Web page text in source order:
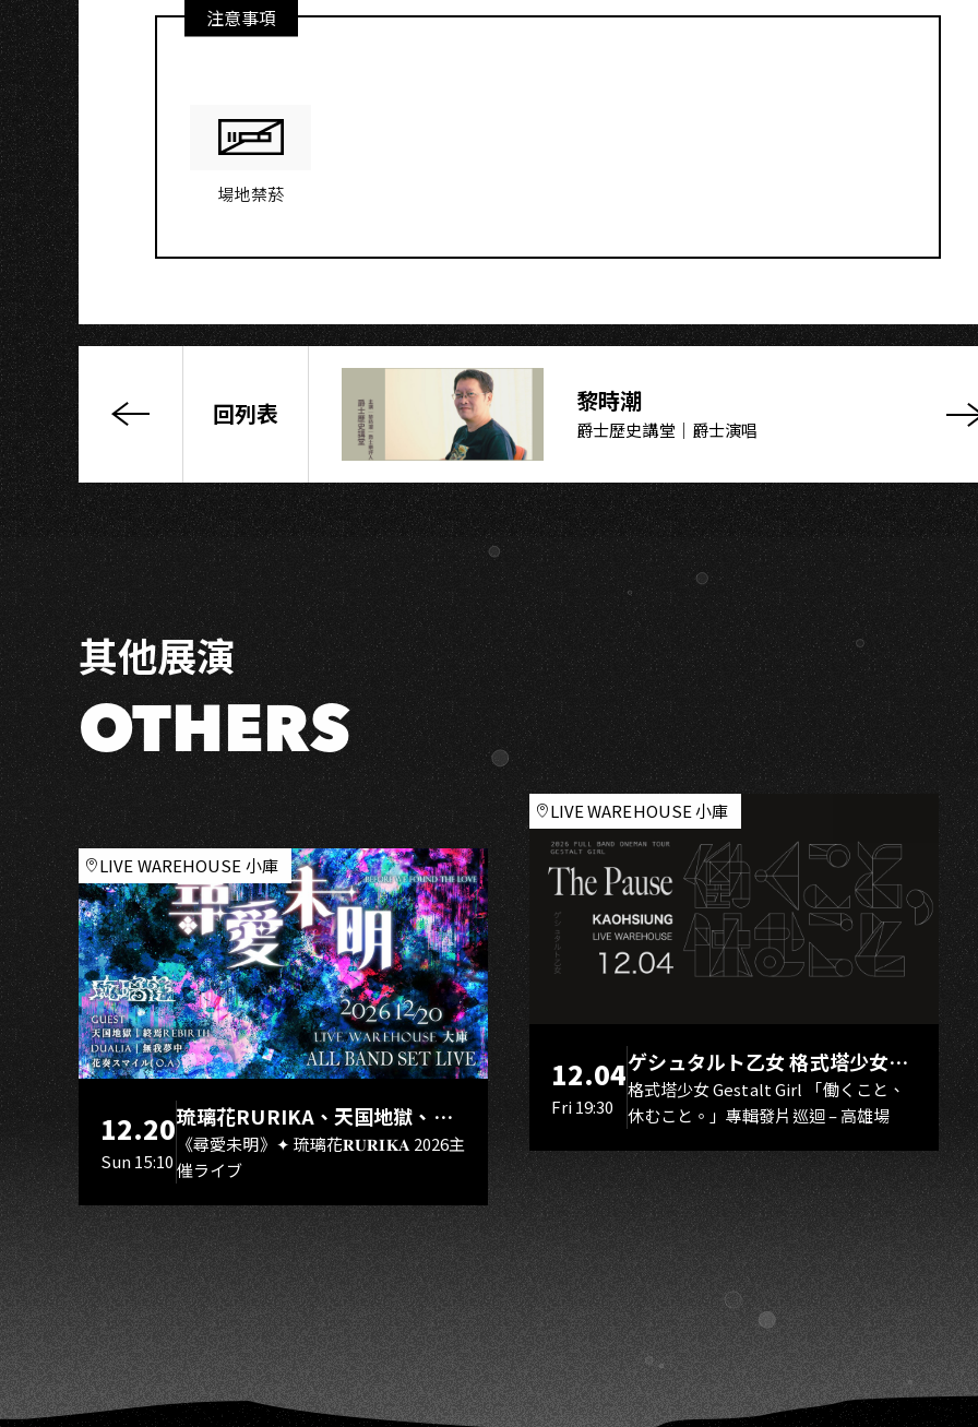
注意事項
場地禁菸
企
劃】
Kaoshiung
Ｘ
Taichung
爵
士
連
線
｜
陳
彥
蓁
三
重
奏
＆
Jam
Session
回列表 黎時潮
爵士歷史講堂｜爵士演唱
其他展演
OTHERS
LIVE WAREHOUSE 小庫
12.20
Sun 15:10
琉璃花RURIKA、天国地獄、終
焉Rebirth、DUALIA、無我夢
中、花奏スマイル（O.A.）
《尋愛未明》✦ 琉璃花𝐑𝐔𝐑𝐈𝐊𝐀 2026主
催ライブ
LIVE WAREHOUSE 小庫
12.04
Fri 19:30
ゲシュタルト乙女 格式塔少女
Gestalt Girl
格式塔少女 Gestalt Girl 「働くこと、
休むこと。」專輯發片巡迴 – 高雄場